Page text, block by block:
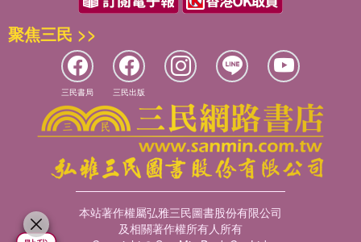
聚焦三民 >>
三民書局 三民出版
本站著作權屬弘雅三民圖書股份有限公司
及相關著作權所有人所有